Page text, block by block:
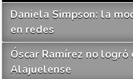
Daniela Simpson: la
en redes
Óscar Ramírez no
Alajuelense